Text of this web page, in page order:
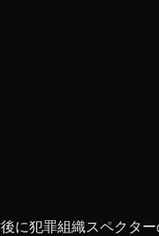
に犯罪組織スペクタ